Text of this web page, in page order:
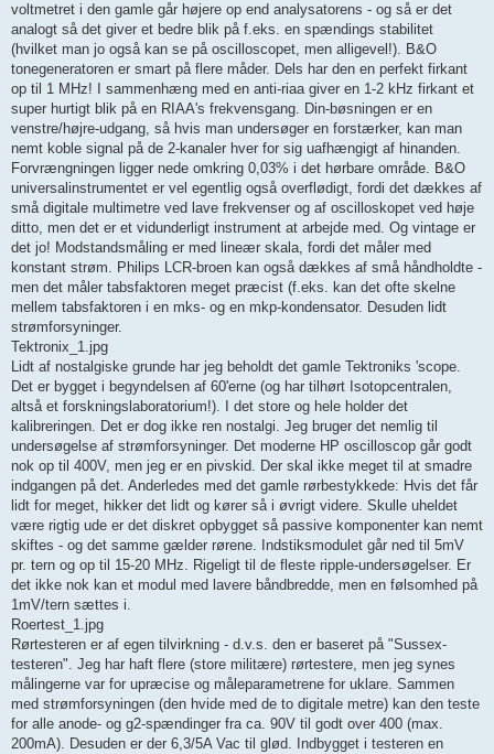
voltmetret i den gamle går højere op end analysatorens - og så er det
analogt så det giver et bedre blik på f.eks. en spændings stabilitet
(hvilket man jo også kan se på oscilloscopet, men alligevel!). B&O
tonegeneratoren er smart på flere måder. Dels har den en perfekt firkant
op til 1 MHz! I sammenhæng med en anti-riaa giver en 1-2 kHz firkant et
super hurtigt blik på en RIAA's frekvensgang. Din-bøsningen er en
venstre/højre-udgang, så hvis man undersøger en forstærker, kan man
nemt koble signal på de 2-kanaler hver for sig uafhængigt af hinanden.
Forvrængningen ligger nede omkring 0,03% i det hørbare område. B&O
universalinstrumentet er vel egentlig også overflødigt, fordi det dækkes af
små digitale multimetre ved lave frekvenser og af oscilloskopet ved høje
ditto, men det er et vidunderligt instrument at arbejde med. Og vintage er
det jo! Modstandsmåling er med lineær skala, fordi det måler med
konstant strøm. Philips LCR-broen kan også dækkes af små håndholdte -
men det måler tabsfaktoren meget præcist (f.eks. kan det ofte skelne
mellem tabsfaktoren i en mks- og en mkp-kondensator. Desuden lidt
strømforsyninger.
Tektronix_1.jpg
Lidt af nostalgiske grunde har jeg beholdt det gamle Tektroniks 'scope.
Det er bygget i begyndelsen af 60'erne (og har tilhørt Isotopcentralen,
altså et forskningslaboratorium!). I det store og hele holder det
kalibreringen. Det er dog ikke ren nostalgi. Jeg bruger det nemlig til
undersøgelse af strømforsyninger. Det moderne HP oscilloscop går godt
nok op til 400V, men jeg er en pivskid. Der skal ikke meget til at smadre
indgangen på det. Anderledes med det gamle rørbestykkede: Hvis det får
lidt for meget, hikker det lidt og kører så i øvrigt videre. Skulle uheldet
være rigtig ude er det diskret opbygget så passive komponenter kan nemt
skiftes - og det samme gælder rørene. Indstiksmodulet går ned til 5mV
pr. tern og op til 15-20 MHz. Rigeligt til de fleste ripple-undersøgelser. Er
det ikke nok kan et modul med lavere båndbredde, men en følsomhed på
1mV/tern sættes i.
Roertest_1.jpg
Rørtesteren er af egen tilvirkning - d.v.s. den er baseret på "Sussex-
testeren". Jeg har haft flere (store militære) rørtestere, men jeg synes
målingerne var for upræcise og måleparametrene for uklare. Sammen
med strømforsyningen (den hvide med de to digitale metre) kan den teste
for alle anode- og g2-spændinger fra ca. 90V til godt over 400 (max.
200mA). Desuden er der 6,3/5A Vac til glød. Indbygget i testeren en